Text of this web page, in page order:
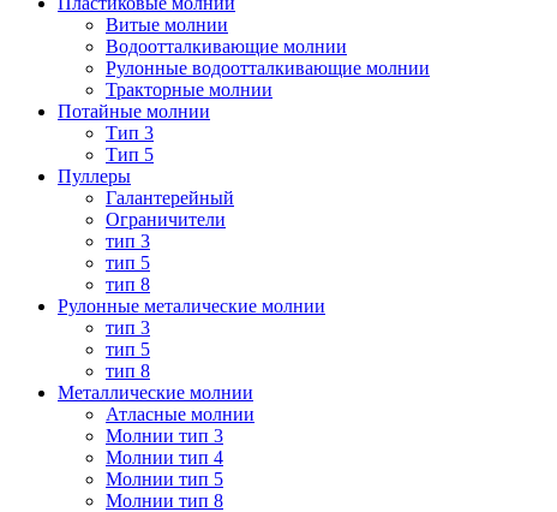
Витые молнии
Водоотталкивающие молнии
Рулонные водоотталкивающие молнии
Тракторные молнии
Потайные молнии
Тип 3
Тип 5
Пуллеры
Галантерейный
Ограничители
тип 3
тип 5
тип 8
Рулонные металические молнии
тип 3
тип 5
тип 8
Металлические молнии
Атласные молнии
Молнии тип 3
Молнии тип 4
Молнии тип 5
Молнии тип 8